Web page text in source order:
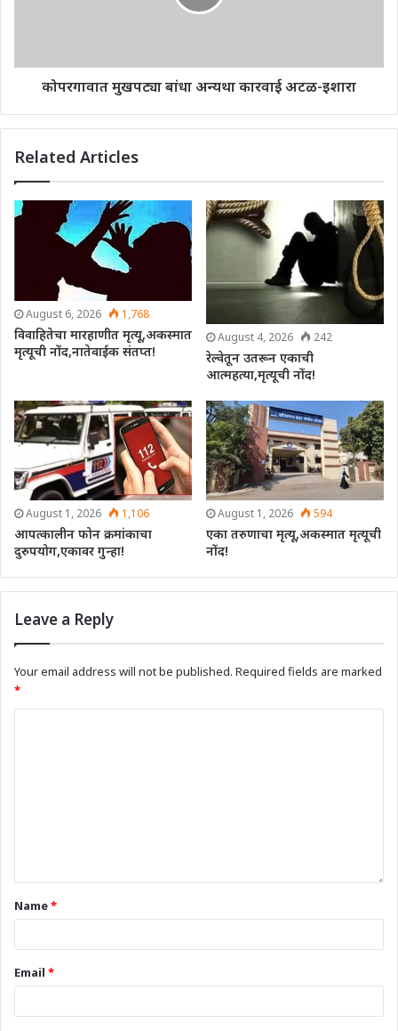
कोपरगावात मुखपट्या बांधा अन्यथा कारवाई अटळ-इशारा
Related Articles
August 6, 2026 1,768
विवाहितेचा मारहाणीत मृत्यू,अकस्मात
मृत्यूची नोंद,नातेवाईक संतप्त!
August 4, 2026 242
रेल्वेतून उतरून एकाची
आत्महत्या,मृत्यूची नोंद!
August 1, 2026 1,106
आपत्कालीन फोन क्रमांकाचा
दुरुपयोग,एकावर गुन्हा!
August 1, 2026 594
एका तरुणाचा मृत्यू,अकस्मात मृत्यूची
नोंद!
Leave a Reply
Your email address will not be published. Required fields are marked
*
Name*
Email *